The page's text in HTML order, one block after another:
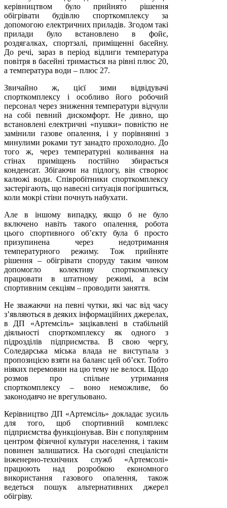
керівництвом було прийнято рішення
обігрівати будівлю спорткомплексу за
допомогою електричних приладів. Згодом такі
прилади було встановлено в фойє,
роздягалках, спортзалі, приміщенні басейну.
До речі, зараз в період відлиги температура
повітря в басейні тримається на рівні плюс 20,
а температура води – плюс 27.
Звичайно ж, цієї зими відвідувачі
спорткомплексу і особливо його робочий
персонал через зниження температури відчули
на собі певний дискомфорт. Не дивно, що
встановлені електричні «пушки» повністю не
замінили газове опалення, і у порівнянні з
минулими роками тут занадто прохолодно. До
того ж, через температурні коливання на
стінах приміщень постійно збирається
конденсат. Збігаючи на підлогу, він створює
калюжі води. Співробітники спорткомплексу
застерігають, що навесні ситуація погіршиться,
коли мокрі стіни почнуть набухати.
Але в іншому випадку, якщо б не було
включено навіть такого опалення, робота
цього спортивного об’єкту була б просто
призупинена через недотримання
температурного режиму. Тож прийняте
рішення – обігрівати споруду таким чином
допомогло колективу спорткомплексу
працювати в штатному режимі, а всім
спортивним секціям – проводити заняття.
Не зважаючи на певні чутки, які час від часу
з’являються в деяких інформаційних джерелах,
в ДП «Артемсіль» зацікавлені в стабільній
діяльності спорткомплексу як одного з
підрозділів підприємства. В свою чергу,
Соледарська міська влада не виступала з
пропозицією взяти на баланс цей об’єкт. Тобто
ніяких перемовин на цю тему не велося. Щодо
розмов про спільне утримання
спорткомплексу – воно неможливе, бо
законодавчо не врегульовано.
Керівництво ДП «Артемсіль» докладає зусиль
для того, щоб спортивний комплекс
підприємства функціонував. Він є популярним
центром фізичної культури населення, і таким
повинен залишатися. На сьогодні спеціалісти
інженерно-технічних служб «Артемсолі»
працюють над розробкою економного
використання газового опалення, також
ведеться пошук альтернативних джерел
обігріву.